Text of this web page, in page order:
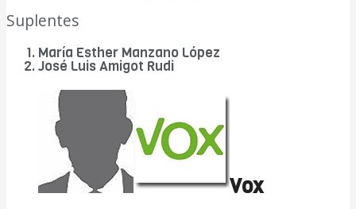
Suplentes
María Esther Manzano López
José Luis Amigot Rudi
Vox